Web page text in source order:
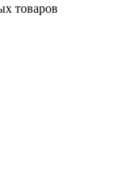
товаров